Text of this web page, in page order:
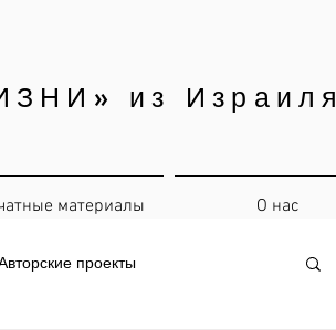
из Израиля
материалы О нас
проекты